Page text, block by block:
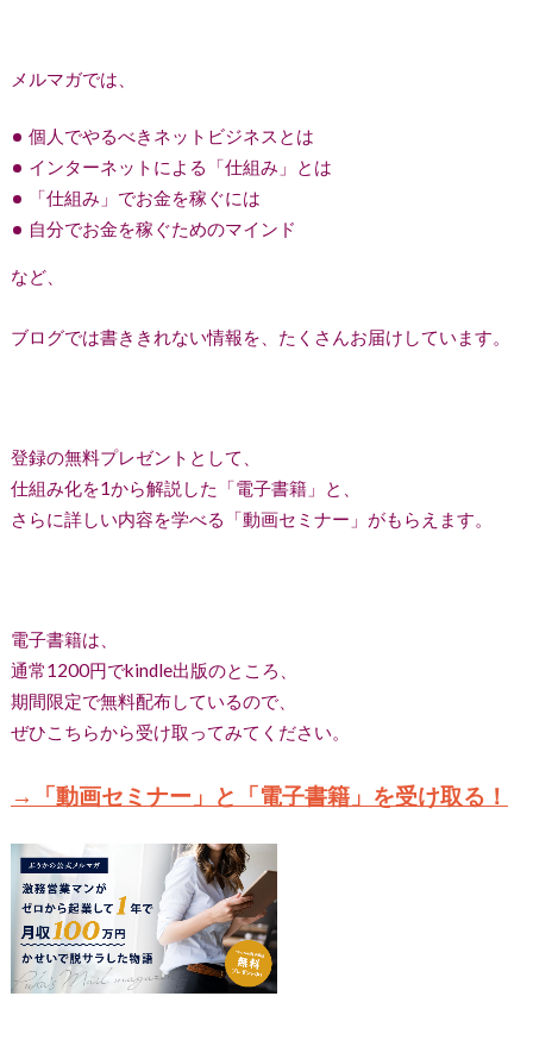
メルマガでは、
個人でやるべきネットビジネスとは
インターネットによる「仕組み」とは
「仕組み」でお金を稼ぐには
自分でお金を稼ぐためのマインド
など、
ブログでは書ききれない情報を、たくさんお届けしています。
登録の無料プレゼントとして、
仕組み化を1から解説した「電子書籍」と、
さらに詳しい内容を学べる「動画セミナー」がもらえます。
電子書籍は、
通常1200円でkindle出版のところ、
期間限定で無料配布しているので、
ぜひこちらから受け取ってみてください。
→「動画セミナー」と「電子書籍」を受け取る！